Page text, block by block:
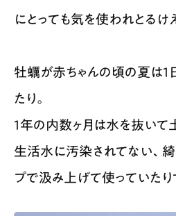
にとっても気を使われとるけ
牡蠣が赤ちゃんの頃の夏は1
たり。
1年の内数ヶ月は水を抜いて
生活水に汚染されてない、
プで汲み上げて使っていたり